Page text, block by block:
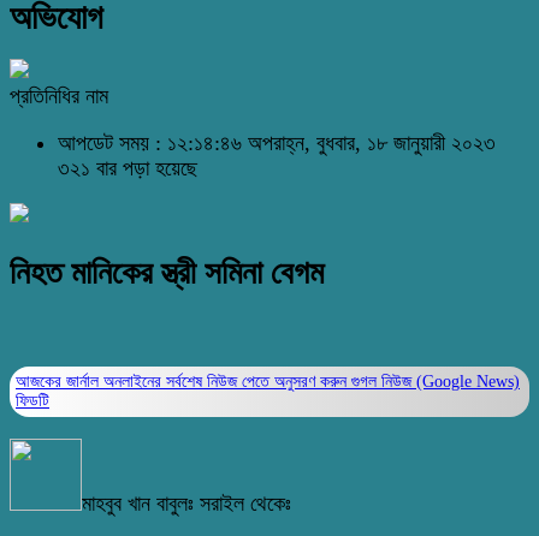
অভিযোগ
প্রতিনিধির নাম
আপডেট সময় : ১২:১৪:৪৬ অপরাহ্ন, বুধবার, ১৮ জানুয়ারী ২০২৩
৩২১ বার পড়া হয়েছে
নিহত মানিকের স্ত্রী সমিনা বেগম
আজকের জার্নাল অনলাইনের সর্বশেষ নিউজ পেতে অনুসরণ করুন গুগল নিউজ (Google News)
ফিডটি
মাহবুব খান বাবুলঃ সরাইল থেকেঃ